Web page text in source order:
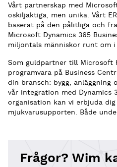
Vårt partnerskap med
oskiljaktiga, men unika. Vårt
baserat på den pålitliga och
Microsoft Dynamics 365
miljontals människor runt om i
Som guldpartner till Microsoft
programvara på Business
din bransch: bygg, anläggning
vår integration med Dynamics
organisation kan vi erbjuda
mjukvarusupporten. Både
Frågor? Wim